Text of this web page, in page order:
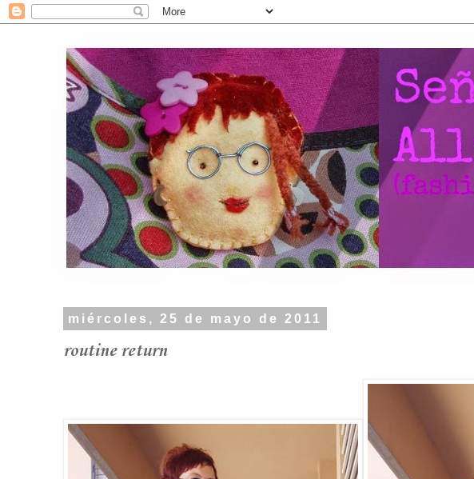
miércoles, 25 de mayo de 2011
routine return